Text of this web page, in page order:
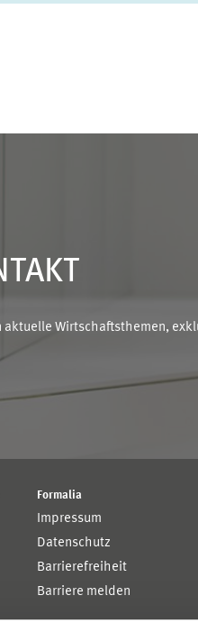
Wirtschaftsthemen,
Formalia
Impressum
Datenschutz
Barrierefreiheit
Barriere melden